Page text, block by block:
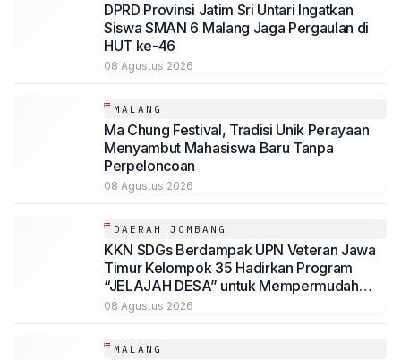
DPRD Provinsi Jatim Sri Untari Ingatkan
Siswa SMAN 6 Malang Jaga Pergaulan di
HUT ke-46
08 Agustus 2026
MALANG
Ma Chung Festival, Tradisi Unik Perayaan
Menyambut Mahasiswa Baru Tanpa
Perpeloncoan
08 Agustus 2026
DAERAH JOMBANG
KKN SDGs Berdampak UPN Veteran Jawa
Timur Kelompok 35 Hadirkan Program
“JELAJAH DESA” untuk Mempermudah
Akses Informasi Desa Sambirejo
08 Agustus 2026
MALANG